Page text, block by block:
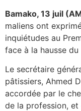
Bamako, 13 juil
maliens ont
inquiétudes au
face à la hausse
Le secrétaire
pâtissiers, Ahmed
accordée par le
de la profession,